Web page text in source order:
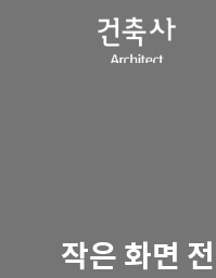
작은 화면